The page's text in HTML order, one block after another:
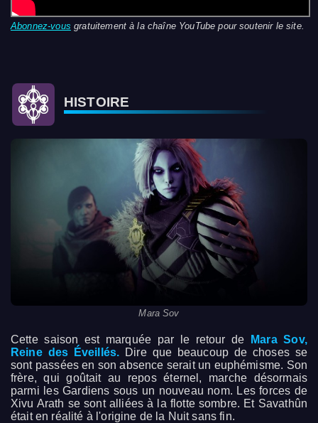
Abonnez-vous gratuitement à la chaîne YouTube pour soutenir le site.
HISTOIRE
Mara Sov
Cette saison est marquée par le retour de
Mara Sov,
Reine des Éveillés. Dire que beaucoup de choses se
sont passées en son absence serait un euphémisme. Son
frère, qui goûtait au repos éternel, marche désormais
parmi les Gardiens sous un nouveau nom. Les forces de
Xivu Arath se sont alliées à la flotte sombre. Et Savathûn
était en réalité à l'origine de la Nuit sans fin.